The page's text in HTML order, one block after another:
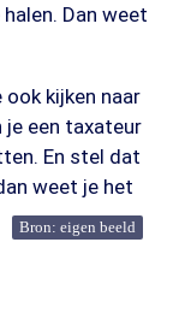
Dan weet
kijken naar
je een taxateur
En stel dat
weet je het
Bron: eigen beeld